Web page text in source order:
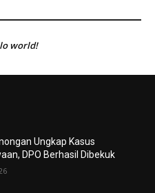
world!
Ungkap Kasus
DPO Berhasil Dibekuk